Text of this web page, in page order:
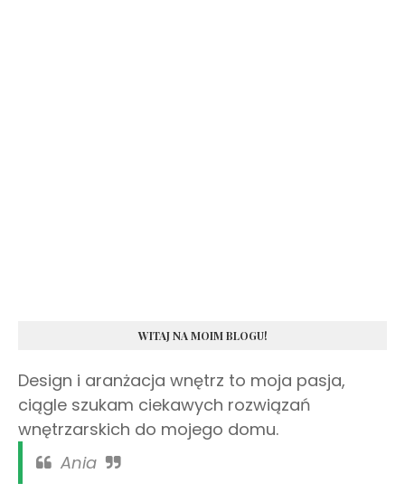
WITAJ NA MOIM BLOGU!
Design i aranżacja wnętrz to moja pasja,
ciągle szukam ciekawych rozwiązań
wnętrzarskich do mojego domu.
Ania